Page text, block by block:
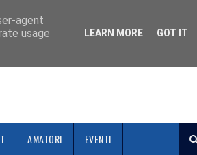
AMATORI EVENTI
agent
usage
LEARN MORE GOT IT